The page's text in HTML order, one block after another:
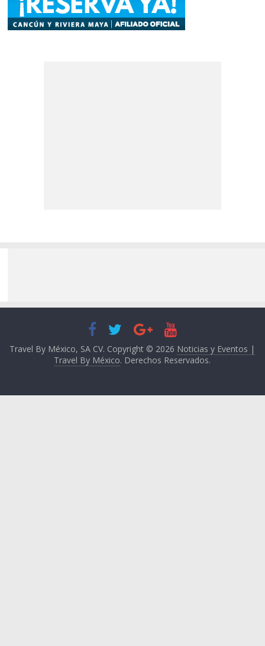
Travel By México, SA CV. Copyright © 2026 Noticias y Eventos |
Travel By México. Derechos Reservados.